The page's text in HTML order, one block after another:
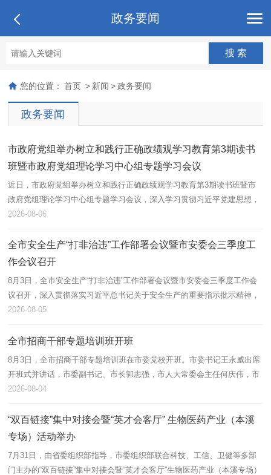
政务要闻
您的位置： 首页 > 新闻 > 政务要闻
政务要闻
市政府党组举办树立和践行正确政绩观学习教育第3期读书
班暨市政府党组理论学习中心组专题学习会议
近日，市政府党组举办树立和践行正确政绩观学习教育第3期读书班暨市
政府党组理论学习中心组专题学习会议，深入学习贯彻习近平党建思想，
按照市委要求，以坚强党性引领保障树立和践行正确政绩观，更好推动本
2026-08-06
全市安全生产“打非治违”工作部署会议暨市安委会三季度工
作会议召开
8月3日，全市安全生产“打非治违”工作部署会议暨市安委会三季度工作会
议召开，深入贯彻落实习近平总书记关于安全生产的重要指示批示精神，
以及省相关会议精神，部署开展重点行业领域“打非治违”工作。市委书
2026-08-05
全市招商干部专题培训班开班
8月3日，全市招商干部专题培训班在市委党校开班。市委书记王永威出席
开班式并讲话，市委副书记、市长郭志强，市人大常委会主任何庆伟，市
政协主席高巍出席。 王永威指出，形势严峻，必须直面以对、明责于
2026-08-04
“双百链接”集中对接会暨“英才会客厅” 生物医药产业（本溪
专场）活动举办
7月31日，由省委组织部指导，市委组织部联合科技、工信、卫健等多部
门主办的“双百链接”集中对接会暨“英才会客厅”生物医药产业（本溪专场）